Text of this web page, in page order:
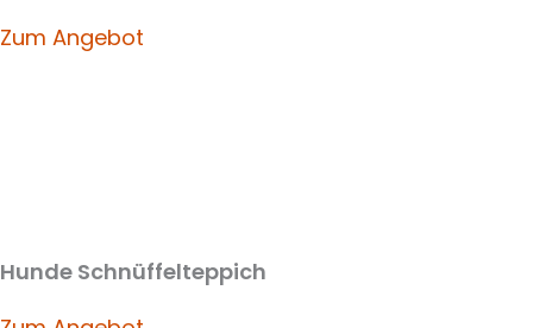
Zum Angebot
Hunde Schnüffelteppich